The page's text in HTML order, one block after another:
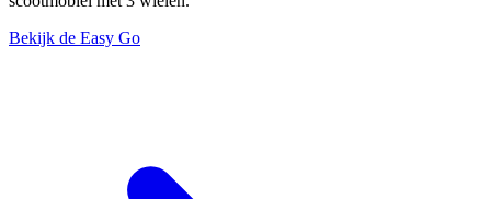
Bekijk de Easy Go